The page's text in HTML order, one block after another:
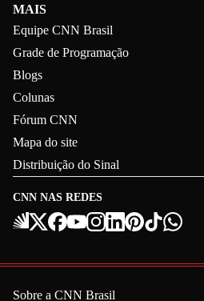
CNN NAS REDES
MAIS
Equipe CNN Brasil
Grade de Programação
Blogs
Colunas
Fórum CNN
Mapa do site
Distribuição do Sinal
Sobre a CNN Brasil